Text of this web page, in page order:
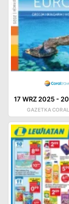
17 WRZ 2025-
GAZETKA CORAL